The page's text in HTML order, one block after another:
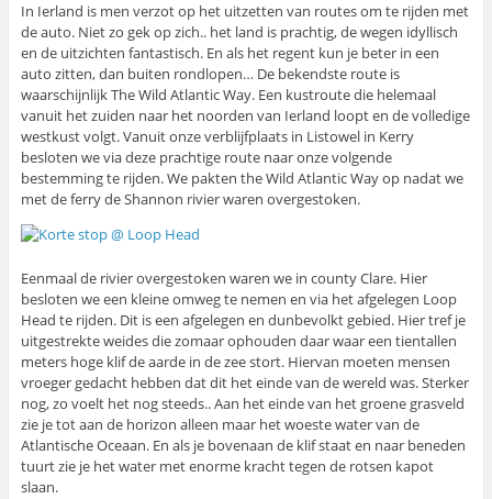
In Ierland is men verzot op het uitzetten van routes om te rijden met
de auto. Niet zo gek op zich.. het land is prachtig, de wegen idyllisch
en de uitzichten fantastisch. En als het regent kun je beter in een
auto zitten, dan buiten rondlopen… De bekendste route is
waarschijnlijk The Wild Atlantic Way. Een kustroute die helemaal
vanuit het zuiden naar het noorden van Ierland loopt en de volledige
westkust volgt. Vanuit onze verblijfplaats in Listowel in Kerry
besloten we via deze prachtige route naar onze volgende
bestemming te rijden. We pakten the Wild Atlantic Way op nadat we
met de ferry de Shannon rivier waren overgestoken.
Eenmaal de rivier overgestoken waren we in county Clare. Hier
besloten we een kleine omweg te nemen en via het afgelegen Loop
Head te rijden. Dit is een afgelegen en dunbevolkt gebied. Hier tref je
uitgestrekte weides die zomaar ophouden daar waar een tientallen
meters hoge klif de aarde in de zee stort. Hiervan moeten mensen
vroeger gedacht hebben dat dit het einde van de wereld was. Sterker
nog, zo voelt het nog steeds.. Aan het einde van het groene grasveld
zie je tot aan de horizon alleen maar het woeste water van de
Atlantische Oceaan. En als je bovenaan de klif staat en naar beneden
tuurt zie je het water met enorme kracht tegen de rotsen kapot
slaan.